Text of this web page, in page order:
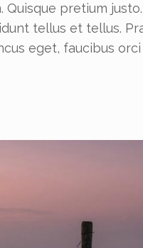
Quisque pretium
tellus et tellus.
eget, faucibus